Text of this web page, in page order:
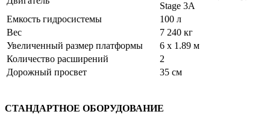
Stage 3A
Емкость гидросистемы
100 л
Вес
7 240 кг
Увеличенный размер платформы
6 x 1.89 м
Количество расширений
2
Дорожный просвет
35 см
СТАНДАРТНОЕ ОБОРУДОВАНИЕ